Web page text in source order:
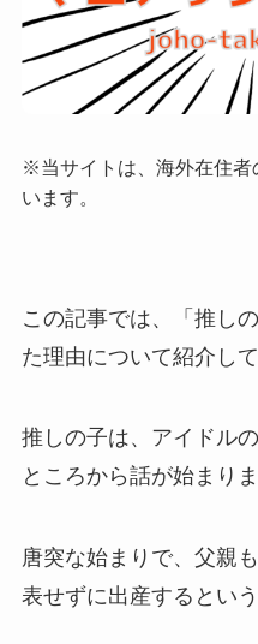
※当サイトは、海外在住者
います。
この記事では、「推し
た理由について紹介して
推しの子は、アイドル
ところから話が始まりま
唐突な始まりで、父親
表せずに出産するとい